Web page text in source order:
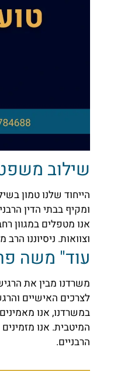
שילוב
הייחוד שלנו טמון
ומקיף בבתי הדין
אנו מטפלים במגוון
וצוואות. ניסיוננו
עוד" משה
משרדנו מבין את
לצרכים האישיים
במשרדנו, אנו
המיטבית. אנו
הרבניים.